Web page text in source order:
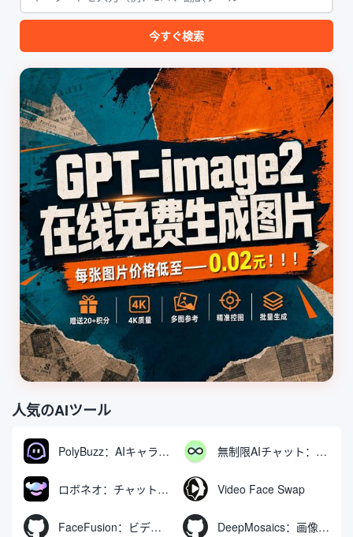
今すぐ検索
人気のAIツール
PolyBuzz：AIキャラクターと交流できる無料チャット＆ロールプレイングプラットフォーム 無制限AIチャット：無料無制限AIチャットツール
ロボネオ：チャットで動画や画像を生成・編集するAIツール Video Face Swap
FaceFusion：ビデオ顔交換強化ツール｜音声同期ビデオ口の動き DeepMosaics：画像やビデオからモザイクを自動的に除去したり、モザイクを追加したりする。